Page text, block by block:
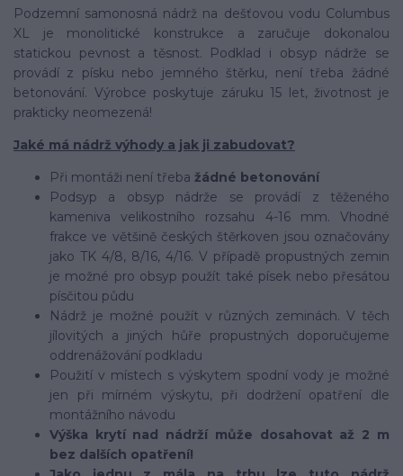
Podzemní samonosná nádrž na dešťovou vodu Columbus
XL je monolitické konstrukce a zaručuje dokonalou
statickou pevnost a těsnost. Podklad i obsyp nádrže se
provádí z písku nebo jemného štěrku, není třeba žádné
betonování. Výrobce poskytuje záruku 15 let, životnost je
prakticky neomezená!
Jaké má nádrž výhody a jak ji zabudovat?
Při montáži není třeba žádné betonování
Podsyp a obsyp nádrže se provádí z těženého
kameniva velikostního rozsahu 4-16 mm. Vhodné
frakce ve většině českých štěrkoven jsou označovány
jako TK 4/8, 8/16, 4/16. V případě propustných zemin
je možné pro obsyp použít také písek nebo přesátou
písčitou půdu
Nádrž je možné použít v různých zeminách. V těch
jílovitých a jiných hůře propustných doporučujeme
oddrenážování podkladu
Použití v místech s výskytem spodní vody je možné
jen při mírném výskytu, při dodržení opatření dle
montážního návodu
Výška krytí nad nádrží může dosahovat až 2 m
bez dalších opatření!